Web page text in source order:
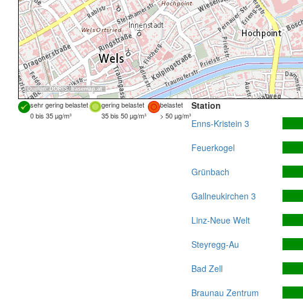
Quellen: DORIS, basemap.at
sehr gering belastet gering belastet
belastet
0 bis 35 µg/m³
35 bis 50 µg/m³ > 50 µg/m³
Station
Enns-Kristein 3
Feuerkogel
Grünbach
Gallneukirchen 3
Linz-Neue Welt
Steyregg-Au
Bad Zell
Braunau Zentrum